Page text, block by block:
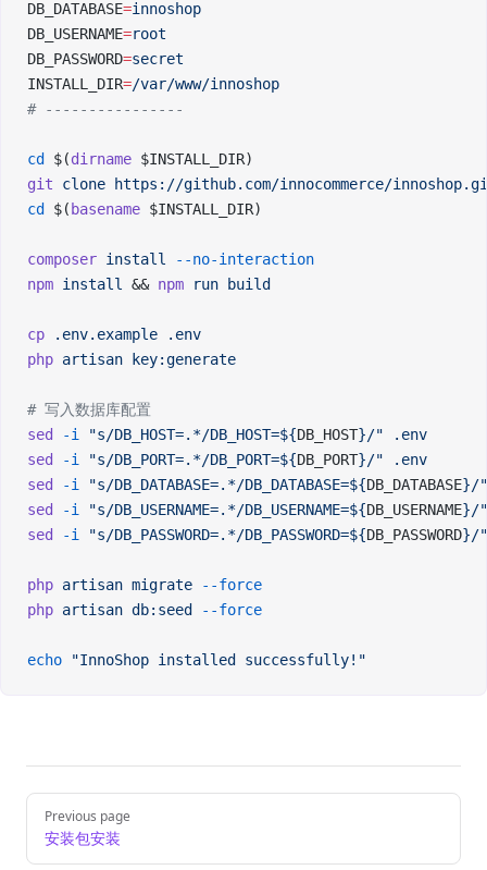
DB_DATABASE=innoshop
DB_USERNAME=root
DB_PASSWORD=secret
INSTALL_DIR=/var/www/innoshop
# ----------------
cd $(dirname $INSTALL_DIR)
git clone https://github.com/innocommerce/
cd
$( basename $INSTALL_DIR)
composer install
--no-interaction
npm install && npm run build
cp .env.example .env
php artisan key:generate
# 写入数据库配置
sed
-i "s/DB_HOST=.*/DB_HOST=${DB_HOST}/" .env
sed
-i "s/DB_PORT=.*/DB_PORT=${DB_PORT}/" .env
sed
-i "s/DB_DATABASE=.*/DB_DATABASE=${DB_DATABASE}/"
sed
-i "s/DB_USERNAME=.*/DB_USERNAME=${DB_USERNAME}/"
sed
-i "s/DB_PASSWORD=.*/DB_PASSWORD=${DB_PASSWORD}/"
php artisan migrate --force
php artisan db:seed --force
echo "InnoShop installed successfully!"
Pager
Previous page
安装包安装